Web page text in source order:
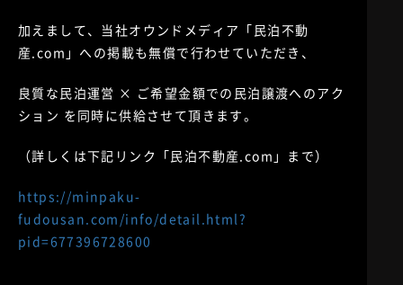
加えまして、当社オウンドメディア「民泊不動
産.com」への掲載も無償で行わせていただき、
良質な民泊運営 × ご希望金額での民泊譲渡へのアク
ション を同時に供給させて頂きます。
（詳しくは下記リンク「民泊不動産.com」まで）
https://minpaku-
fudousan.com/info/detail.html?
pid=677396728600